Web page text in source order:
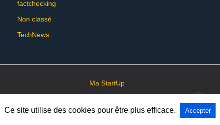
factchecking
Non classé
TechNews
Ma StartUp
All Rights Reserved View Non-AMP Version
Ce site utilise des cookies pour être plus efficace. Accepter